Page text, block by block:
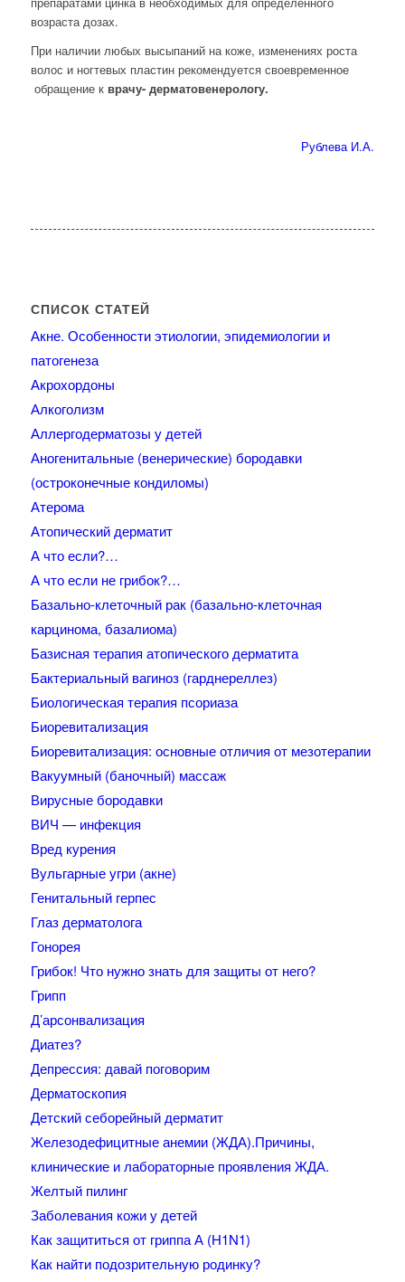
возраста дозах.
При наличии любых высыпаний на коже, изменениях роста
волос и ногтевых пластин рекомендуется своевременное
обращение к врачу- дерматовенерологу.
Рублева И.А.
СПИСОК СТАТЕЙ
Акне. Особенности этиологии, эпидемиологии и
патогенеза
Акрохордоны
Алкоголизм
Аллергодерматозы у детей
Аногенитальные (венерические) бородавки
(остроконечные кондиломы)
Атерома
Атопический дерматит
А что если?…
А что если не грибок?…
Базально-клеточный рак (базально-клеточная
карцинома, базалиома)
Базисная терапия атопического дерматита
Бактериальный вагиноз (гарднереллез)
Биологическая терапия псориаза
Биоревитализация
Биоревитализация: основные отличия от мезотерапии
Вакуумный (баночный) массаж
Вирусные бородавки
ВИЧ — инфекция
Вред курения
Вульгарные угри (акне)
Генитальный герпес
Глаз дерматолога
Гонорея
Грибок! Что нужно знать для защиты от него?
Грипп
Д’арсонвализация
Диатез?
Депрессия: давай поговорим
Дерматоскопия
Детский себорейный дерматит
Железодефицитные анемии (ЖДА).Причины,
клинические и лабораторные проявления ЖДА.
Желтый пилинг
Заболевания кожи у детей
Как защититься от гриппа А (H1N1)
Как найти подозрительную родинку?